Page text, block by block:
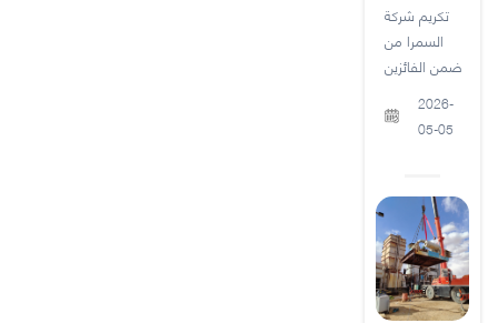
تكريم شركة
السمرا من
ضمن الفائزين
2026-
05-05